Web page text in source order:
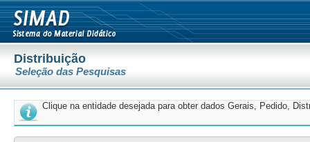
Distribuição
Seleção das Pesquisas
Clique na entidade desejada para obter dados Gerais, Pedido,